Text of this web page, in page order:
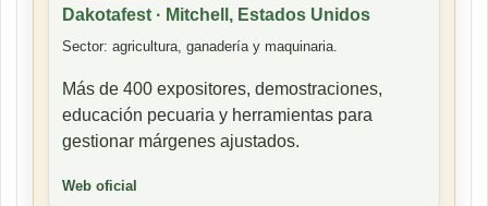
Dakotafest · Mitchell, Estados Unidos
Sector: agricultura, ganadería y maquinaria.
Más de 400 expositores, demostraciones,
educación pecuaria y herramientas para
gestionar márgenes ajustados.
Web oficial